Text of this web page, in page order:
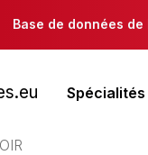
Base de données de
Spécialités